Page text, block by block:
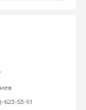
53-91